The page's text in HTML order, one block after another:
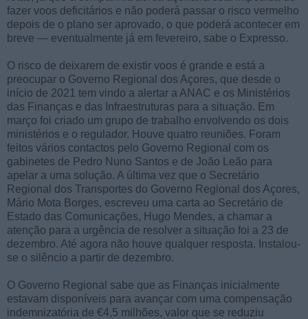
fazer voos deficitários e não poderá passar o risco vermelho
depois de o plano ser aprovado, o que poderá acontecer em
breve — eventualmente já em fevereiro, sabe o Expresso.
O risco de deixarem de existir voos é grande e está a
preocupar o Governo Regional dos Açores, que desde o
início de 2021 tem vindo a alertar a ANAC e os Ministérios
das Finanças e das Infraestruturas para a situação. Em
março foi criado um grupo de trabalho envolvendo os dois
ministérios e o regulador. Houve quatro reuniões. Foram
feitos vários contactos pelo Governo Regional com os
gabinetes de Pedro Nuno Santos e de João Leão para
apelar a uma solução. A última vez que o Secretário
Regional dos Transportes do Governo Regional dos Açores,
Mário Mota Borges, escreveu uma carta ao Secretário de
Estado das Comunicações, Hugo Mendes, a chamar a
atenção para a urgência de resolver a situação foi a 23 de
dezembro. Até agora não houve qualquer resposta. Instalou-
se o silêncio a partir de dezembro.
O Governo Regional sabe que as Finanças inicialmente
estavam disponíveis para avançar com uma compensação
indemnizatória de €4,5 milhões, valor que se reduziu